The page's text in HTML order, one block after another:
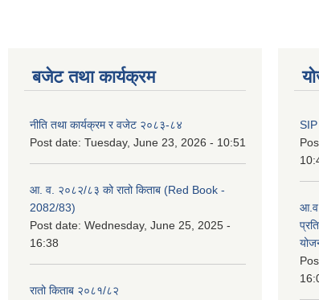
बजेट तथा कार्यक्रम
नीति तथा कार्यक्रम र वजेट २०८३-८४
Post date: Tuesday, June 23, 2026 - 10:51
आ. व. २०८२/८३ को रातो किताब (Red Book -
2082/83)
Post date: Wednesday, June 25, 2025 -
16:38
रातो किताब २०८१/८२